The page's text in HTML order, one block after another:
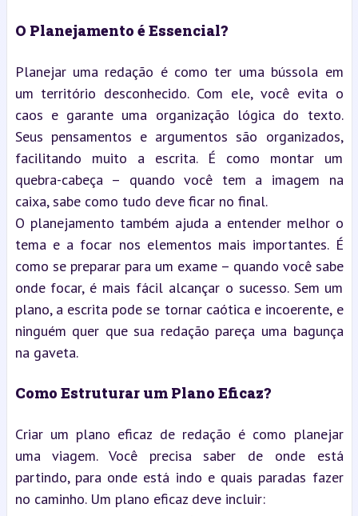
O Planejamento é Essencial?
Planejar uma redação é como ter uma bússola em
um território desconhecido. Com ele, você evita o
caos e garante uma organização lógica do texto.
Seus pensamentos e argumentos são organizados,
facilitando muito a escrita. É como montar um
quebra-cabeça – quando você tem a imagem na
caixa, sabe como tudo deve ficar no final.
O planejamento também ajuda a entender melhor o
tema e a focar nos elementos mais importantes. É
como se preparar para um exame – quando você sabe
onde focar, é mais fácil alcançar o sucesso. Sem um
plano, a escrita pode se tornar caótica e incoerente, e
ninguém quer que sua redação pareça uma bagunça
na gaveta.
Como Estruturar um Plano Eficaz?
Criar um plano eficaz de redação é como planejar
uma viagem. Você precisa saber de onde está
partindo, para onde está indo e quais paradas fazer
no caminho. Um plano eficaz deve incluir: